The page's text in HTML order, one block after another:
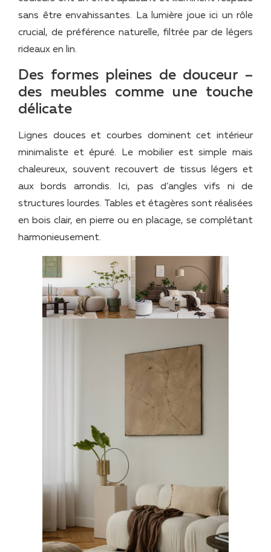
sans être envahissantes. La lumière joue ici un rôle
crucial, de préférence naturelle, filtrée par de légers
rideaux en lin.
Des formes pleines de douceur –
des meubles comme une touche
délicate
Lignes douces et courbes dominent cet intérieur
minimaliste et épuré. Le mobilier est simple mais
chaleureux, souvent recouvert de tissus légers et
aux bords arrondis. Ici, pas d’angles vifs ni de
structures lourdes. Tables et étagères sont réalisées
en bois clair, en pierre ou en placage, se complétant
harmonieusement.